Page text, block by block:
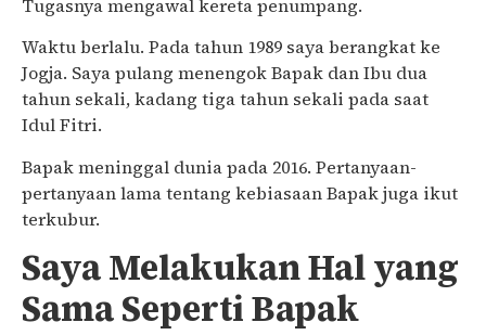
Tugasnya mengawal kereta penumpang.
Waktu berlalu. Pada tahun 1989 saya berangkat ke
Jogja. Saya pulang menengok Bapak dan Ibu dua
tahun sekali, kadang tiga tahun sekali pada saat
Idul Fitri.
Bapak meninggal dunia pada 2016. Pertanyaan-
pertanyaan lama tentang kebiasaan Bapak juga ikut
terkubur.
Saya Melakukan Hal yang
Sama Seperti Bapak